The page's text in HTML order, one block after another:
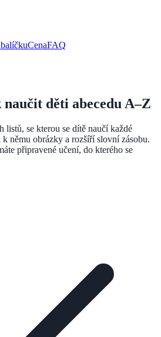
CenaFAQ
naučit děti abecedu A–Z
listů, se kterou se dítě naučí každé
němu obrázky a rozšíří slovní zásobu.
připravené učení, do kterého se